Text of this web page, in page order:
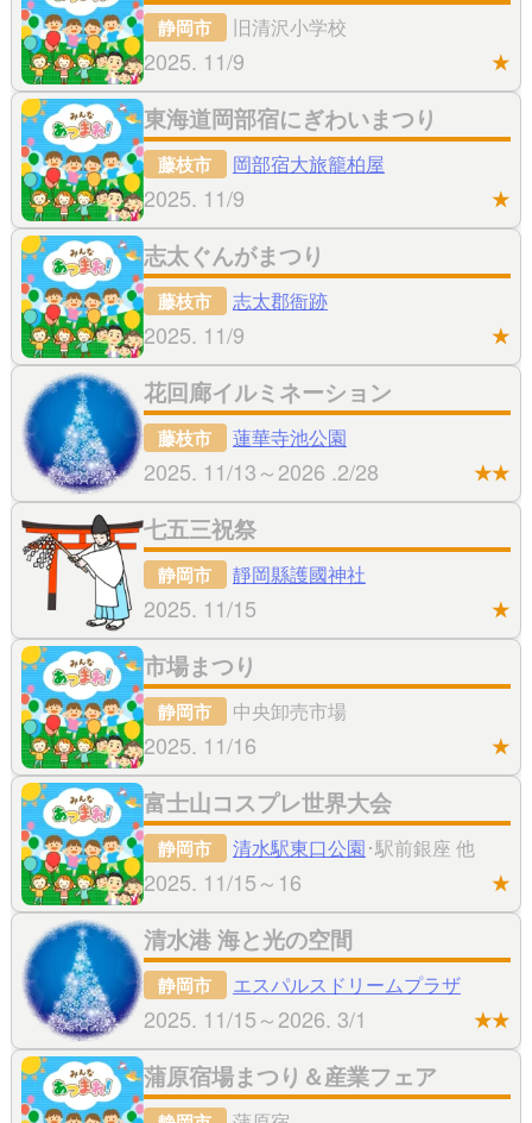
静岡市 旧清沢小学校
2025. 11/9 ★
東海道岡部宿にぎわいまつり
藤枝市 岡部宿大旅籠柏屋
2025. 11/9 ★
志太ぐんがまつり
藤枝市 志太郡衙跡
2025. 11/9 ★
花回廊イルミネーション
藤枝市 蓮華寺池公園
2025. 11/13～2026 .2/28 ★★
七五三祝祭
静岡市 靜岡縣護國神社
2025. 11/15 ★
市場まつり
静岡市 中央卸売市場
2025. 11/16 ★
富士山コスプレ世界大会
静岡市 清水駅東口公園･駅前銀座 他
2025. 11/15～16 ★
清水港 海と光の空間
静岡市 エスパルスドリームプラザ
2025. 11/15～2026. 3/1 ★★
蒲原宿場まつり＆産業フェア